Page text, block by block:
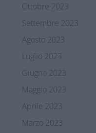
Ottobre 2023
Settembre 2023
Agosto 2023
Luglio 2023
Giugno 2023
Maggio 2023
Aprile 2023
Marzo 2023